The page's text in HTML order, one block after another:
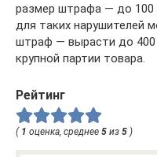
размер штрафа — до 100
для таких нарушителей
штраф — вырасти до 400
крупной партии товара.
Рейтинг
( 1 оценка, среднее 5 из 5 )